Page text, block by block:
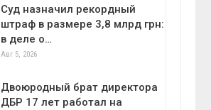
Суд назначил рекордный
штраф в размере 3,8 млрд грн:
в деле о…
Авг 5, 2026
Двоюродный брат директора
ДБР 17 лет работал на